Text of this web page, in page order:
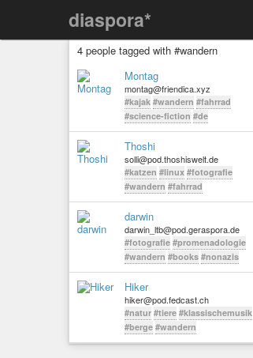
diaspora*
4 people tagged with #wandern
Montag
montag@friendica.xyz
#kajak #wandern #fahrrad
#science-fiction #de
Thoshi
solli@pod.thoshiswelt.de
#katzen #linux #fotografie
#wandern #fahrrad
darwin
darwin_ltb@pod.geraspora.de
#fotografie #promenadologie
#wandern #books #nonazis
Hiker
hiker@pod.fedcast.ch
#natur #tiere #klassischemusik
#berge #wandern